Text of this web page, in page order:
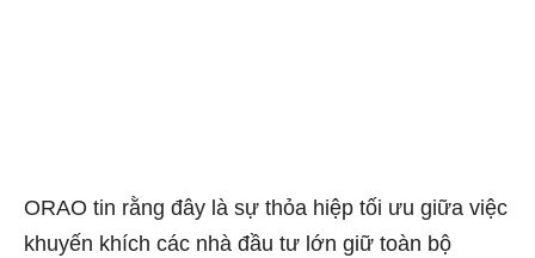
ORAO tin rằng đây là sự thỏa hiệp tối ưu giữa việc
khuyến khích các nhà đầu tư lớn giữ toàn bộ